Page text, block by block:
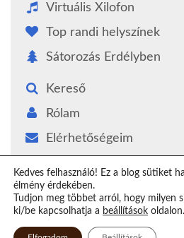
Virtuális Xilofon
Top randi helyszínek
Sátorozás Erdélyben
Kereső
Rólam
Elérhetőségeim
Epilógus
Kedves felhasználó! Ez a blog sütiket
élmény érdekében.
Tudjon meg többet arról, hogy milyen
ki/be kapcsolhatja a beállítások oldalon.